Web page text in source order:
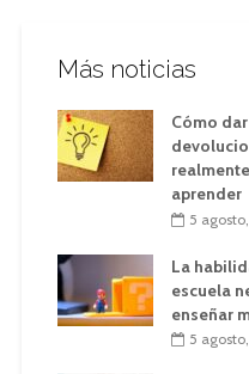
Más noticias
Cómo dar
aprender
5
La
escuela
enseñar
5